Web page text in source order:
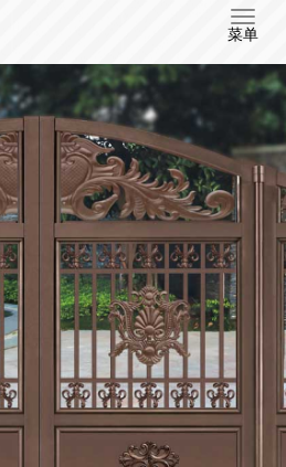
T
o
g
g
n
菜单